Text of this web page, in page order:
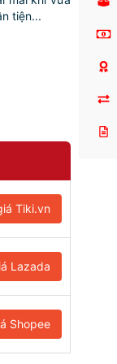
tiện...
Tiki.vn
Lazada
Shopee